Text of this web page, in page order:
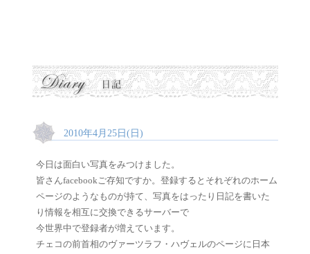
2010年4月25日(日)
今日は面白い写真をみつけました。
皆さんfacebookご存知ですか。登録するとそれぞれのホーム
ページのようなものが持て、写真をはったり日記を書いた
り情報を相互に交換できるサーバーで
今世界中で登録者が増えています。
チェコの前首相のヴァーツラフ・ハヴェルのページに日本